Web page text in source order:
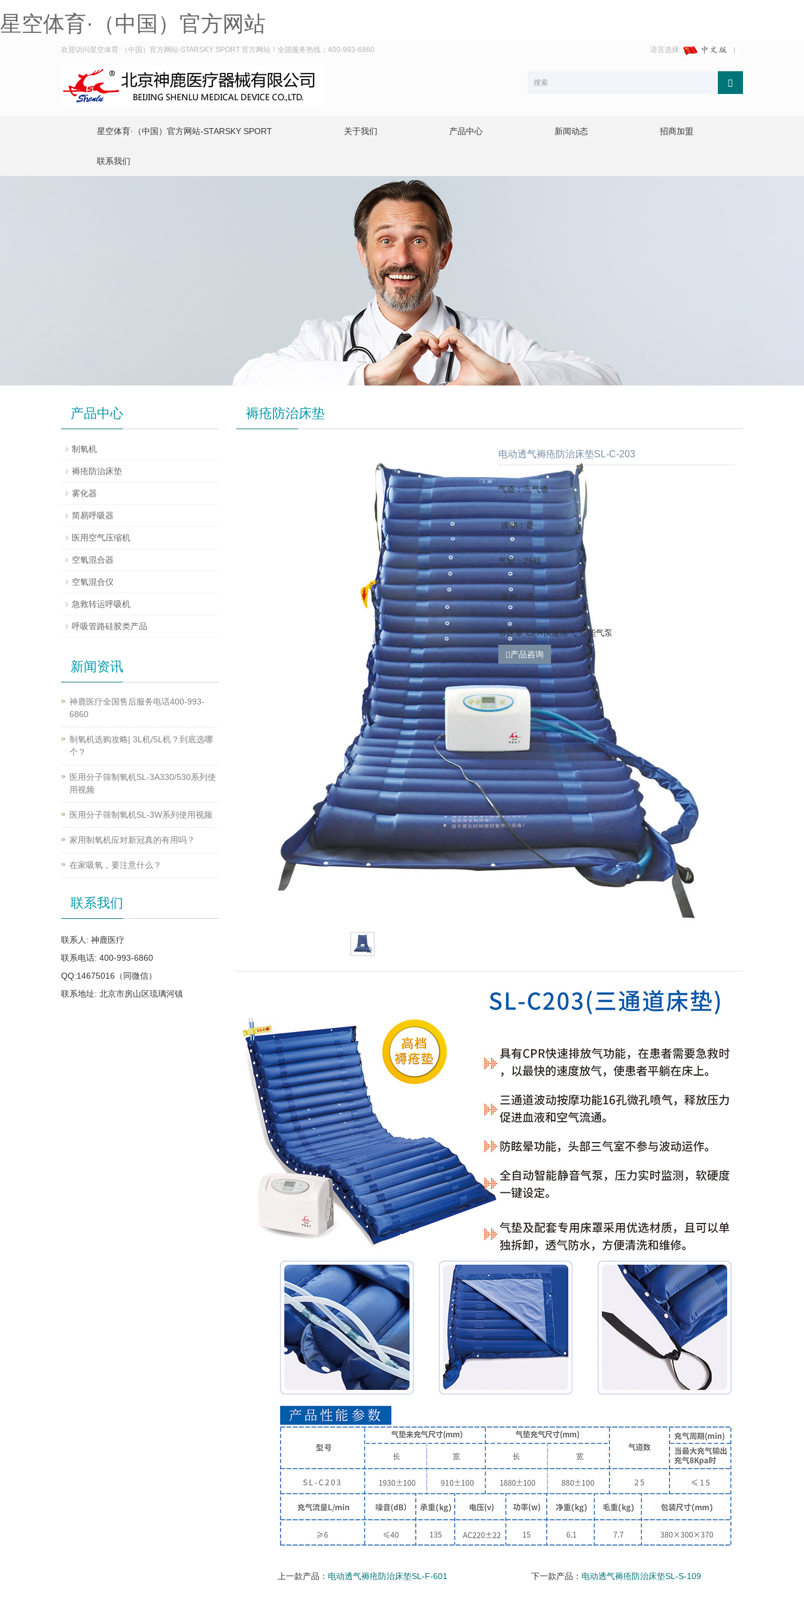
星空体育·（中国）官方网站
欢迎访问星空体育·（中国）官方网站-STARSKY SPORT 官方网站！全国服务热线：400-993-6860 语言选择:
星空体育·（中国）官方网站-STARSKY SPORT 关于我们 产品中心 新闻动态 招商加盟
联系我们
褥疮防治床垫
电动透气褥疮防治床垫SL-C-203
气道：三气道
波动：是
气室：25根
遥控：否
带床罩 CPR快速排气 智能气泵
产品咨询
上一款产品： 电动透气褥疮防治床垫SL-F-601 下一款产品： 电动透气褥疮防治床垫SL-S-109
产品中心
制氧机
褥疮防治床垫
雾化器
简易呼吸器
医用空气压缩机
空氧混合器
空氧混合仪
急救转运呼吸机
呼吸管路硅胶类产品
新闻资讯
神鹿医疗全国售后服务电话400-993-
6860
制氧机选购攻略| 3L机/5L机？到底选哪
个？
医用分子筛制氧机SL-3A330/530系列使
用视频
医用分子筛制氧机SL-3W系列使用视频
家用制氧机应对新冠真的有用吗？
在家吸氧，要注意什么？
联系我们
联系人: 神鹿医疗
联系电话: 400-993-6860
QQ:14675016（同微信）
联系地址: 北京市房山区琉璃河镇